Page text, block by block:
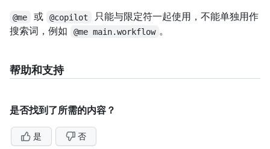
@me 或 @copilot
只能与限定符一起使用，不能单独用作
搜索词，例如
@me main.workflow 。
帮助和支持
是否找到了所需的内容？
是 否